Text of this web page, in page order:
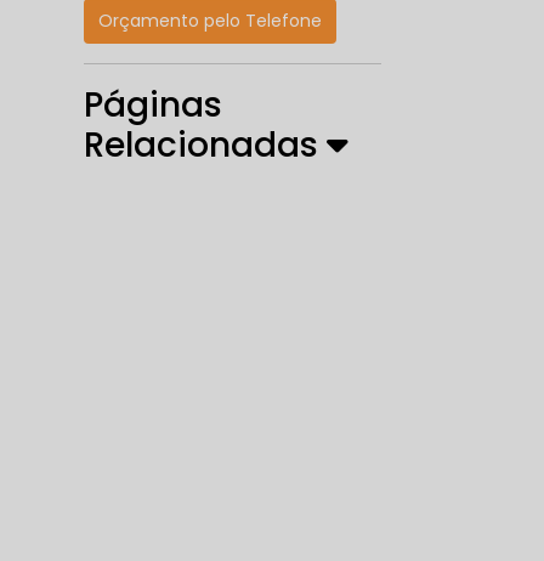
Orçamento pelo Telefone
Páginas
Relacionadas